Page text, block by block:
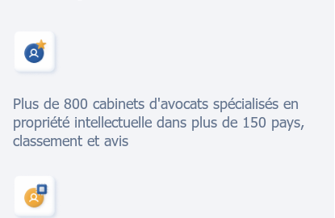
Plus de 800 cabinets d'avocats spécialisés en
propriété intellectuelle dans plus de 150 pays,
classement et avis